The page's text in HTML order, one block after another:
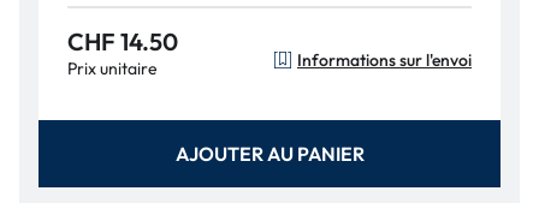
CHF 14.50
Prix unitaire Informations sur l'envoi
AJOUTER AU PANIER